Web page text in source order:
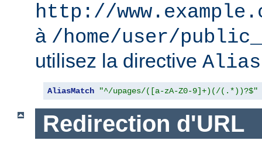
http://
à /home/user/
utilisez la directive
AliasMatch "^/upages/([a-zA-Z0-9]+)(/(.*))?$"
Redirection d'URL